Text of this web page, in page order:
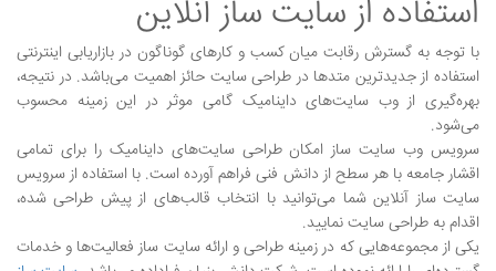
استفاده از سایت ساز آنلاین
با توجه به گسترش رقابت میان کسب و کارهای گوناگون در بازاریابی اینترنتی
استفاده از جدیدترین متدها در طراحی سایت حائز اهمیت می‌باشد. در نتیجه،
بهره‌گیری از وب سایت‌های داینامیک گامی موثر در این زمینه محسوب
می‌شود.
سرویس وب سایت ساز امکان طراحی سایت‌های داینامیک را برای تمامی
اقشار جامعه با هر سطح از دانش فنی فراهم آورده است. با استفاده از سرویس
سایت ساز آنلاین شما می‌توانید با انتخاب قالب‌های از پیش طراحی شده،
اقدام به طراحی سایت نمایید.
یکی از مجموعه‌هایی که در زمینه طراحی و ارائه سایت ساز فعالیت‌ها و خدمات